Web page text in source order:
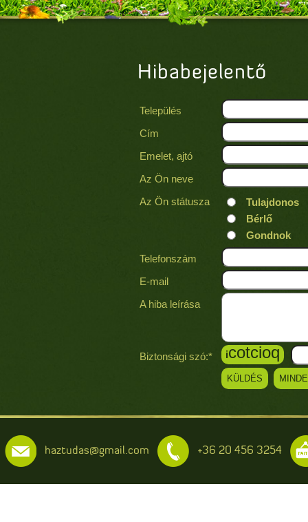
Hibabejelentő
Település
Cím
Emelet, ajtó
Az Ön neve
Az Ön státusza
Tulajdonos
Bérlő
Gondnok
Telefonszám
E-mail
A hiba leírása
Biztonsági szó:* icotcioq
haztudas@gmail.com +36 20 456 3254